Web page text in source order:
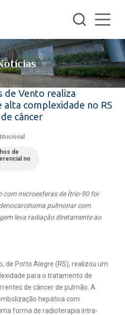
de Vento realiza
complexidade no RS
câncer
de
no
com microesferas de Ítrio-90 foi
pulmonar com
leva radiação diretamente ao
de Porto Alegre (RS), realizou um
para o tratamento de
de câncer de pulmão. A
hepática com
forma de radioterapia intra-